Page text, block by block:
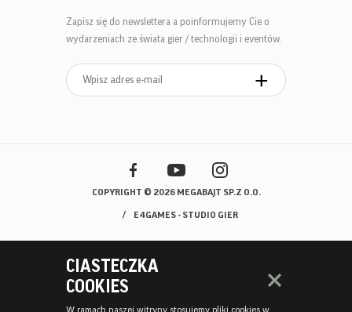
Zapisz się do newslettera a poinformujemy Cie o
wydarzeniach ze świata gier / technologii i eventów.
COPYRIGHT © 2026 MEGABAJT SP.Z O.O.
E4GAMES - STUDIO GIER
W ramach naszej witryny stosujemy pliki cookies w
CIASTECZKA
COOKIES